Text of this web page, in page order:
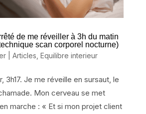
de me réveiller à 3h du matin
scan corporel nocturne)
| Articles Equilibre interieur
3h17. Je me réveille en sursaut, le
Mon cerveau se met
marche : « Et si mon projet client